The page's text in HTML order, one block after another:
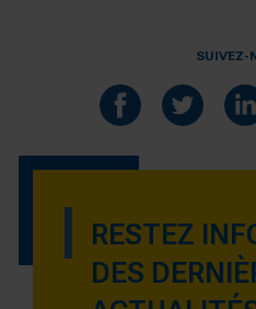
SUIVEZ-
RESTEZ
DES